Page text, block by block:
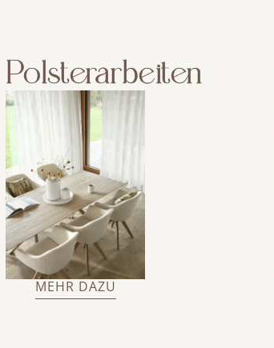
Polsterarbeiten
MEHR DAZU